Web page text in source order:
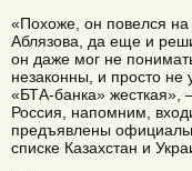
«Похоже, он повелся
Аблязова, да еще и
он даже мог не
незаконны, и просто не
«БТА-банка» жесткая»,
Россия, напомним,
предъявлены
списке Казахстан и